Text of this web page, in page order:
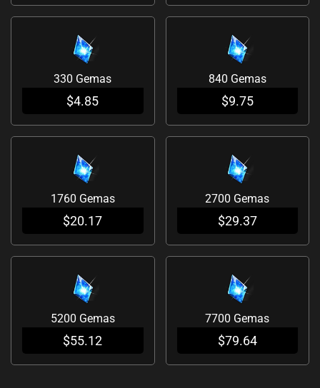
330 Gemas
$4.85
840 Gemas
$9.75
1760 Gemas
$20.17
2700 Gemas
$29.37
5200 Gemas
$55.12
7700 Gemas
$79.64